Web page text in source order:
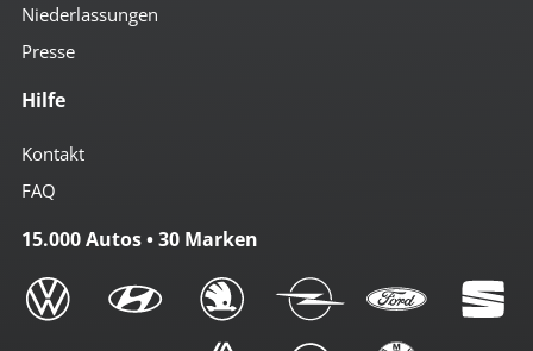
Niederlassungen
Presse
Hilfe
Kontakt
FAQ
15.000 Autos • 30 Marken